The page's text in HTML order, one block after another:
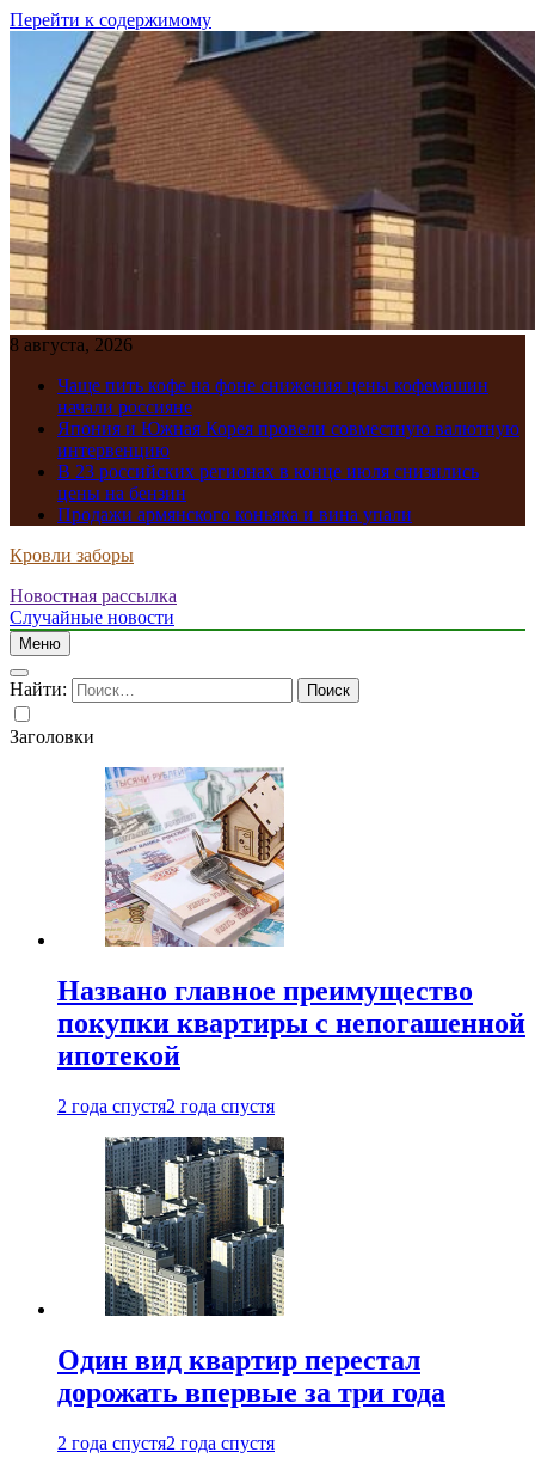
Перейти к содержимому
8 августа, 2026
Чаще пить кофе на фоне снижения цены кофемашин
начали россияне
Япония и Южная Корея провели совместную валютную
интервенцию
В 23 российских регионах в конце июля снизились
цены на бензин
Продажи армянского коньяка и вина упали
Кровли заборы
Новостная рассылка
Случайные новости
Меню
Найти:
Заголовки
Названо главное преимущество
покупки квартиры с непогашенной
ипотекой
2 года спустя2 года спустя
Один вид квартир перестал
дорожать впервые за три года
2 года спустя2 года спустя